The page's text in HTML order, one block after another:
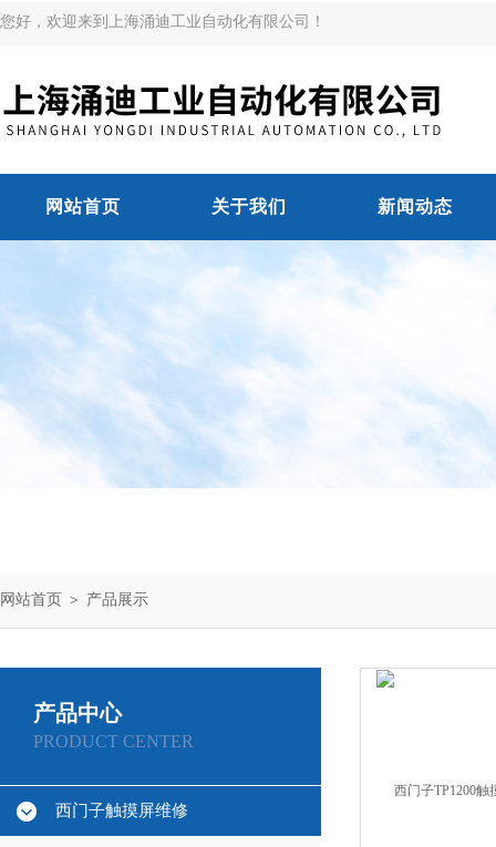
您好，欢迎来到上海涌迪工业自动化有限公司！
网站首页 关于我们 新闻动态
网站首页 ＞ 产品展示
产品中心
PRODUCT CENTER
西门子触摸屏维修